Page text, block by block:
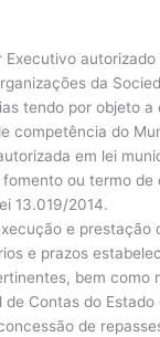
Executivo
da
tendo por objeto a
competência do
em lei
ou termo de
13.019/2014.
e prestação
e prazos
bem como
Contas do Estado
de